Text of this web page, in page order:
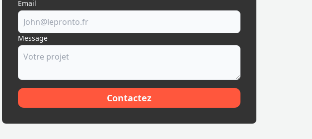
Email
Message
Contactez